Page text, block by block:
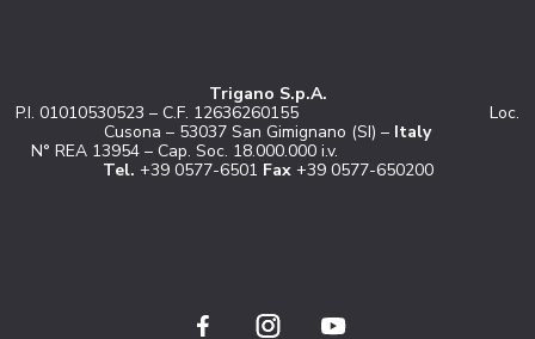
Trigano S.p.A.
P.I. 01010530523 – C.F. 12636260155 Loc.
Cusona – 53037 San Gimignano (SI) – Italy
N° REA 13954 – Cap. Soc. 18.000.000 i.v.
Tel. +39 0577-6501 Fax+39 0577-650200